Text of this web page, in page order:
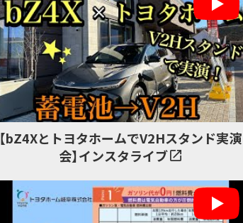
【bZ4XとトヨタホームでV2Hスタンド実演
会】インスタライブ